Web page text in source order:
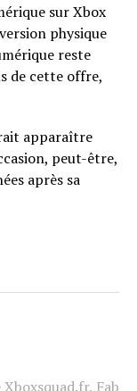
sur Xbox
physique
reste
de cette offre,
apparaître
peut-être,
après sa
Fab